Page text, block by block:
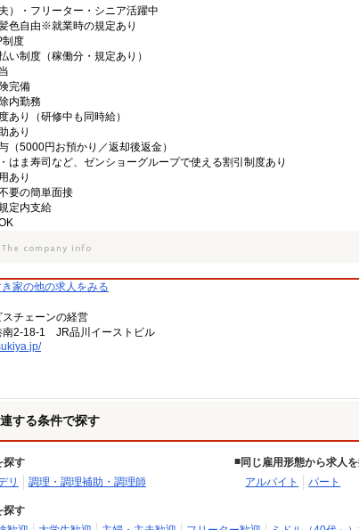
）・フリーター・シニア活躍中
色自由※就業時の規定あり
制度
い制度（稼働分・規定あり）
完備
内勤務
あり（研修中も同時給）
あり
（5000円お預かり／返却後返金）
はま寿司など、ゼンショーグループで使える割引制度あり
あり
要の簡単面接
定内支給
家の他の求人をみる
チェーンの経営
南2-18-1 JR品川イーストビル
する条件で探す
探す
リ
調理・調理補助・調理師
同じ雇用形態から求人
アルバイト
パート
探す